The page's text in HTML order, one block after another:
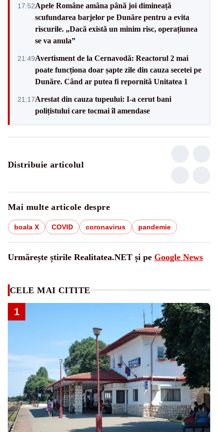
17:52Apele Române amâna până joi dimineață
scufundarea barjelor pe Dunăre pentru a evita
riscurile. „Dacă există un minim risc, operațiunea
se va anula”
21:49Avertisment de la Cernavodă: Reactorul 2 mai
poate funcționa doar șapte zile din cauza secetei pe
Dunăre. Când ar putea fi repornită Unitatea 1
21:17Arestat din cauza tupeului: I-a cerut bani
polițistului care tocmai îl amendase
Distribuie articolul
Mai multe articole despre
boala X COVID coronavirus pandemie
Urmărește știrile Realitatea.NET și pe Google News
CELE MAI CITITE
1